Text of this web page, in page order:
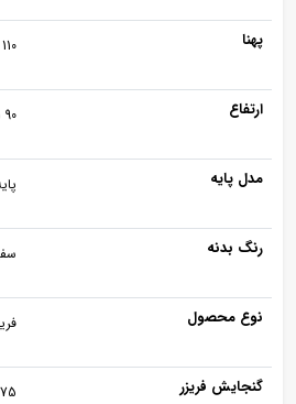
پهنا 110 سانتی متر
ارتفاع 90 سانتی متر
مدل پایه
رنگ بدنه
نوع محصول
گنجایش فریزر 275